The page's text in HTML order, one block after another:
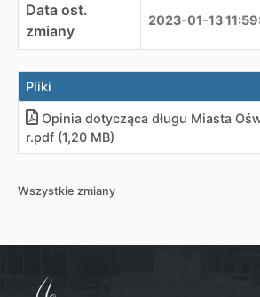
Data ost.
zmiany
2023-01-13
Pliki
Opinia dotycząca długu Miasta
r.pdf (1,20 MB)
Wszystkie zmiany